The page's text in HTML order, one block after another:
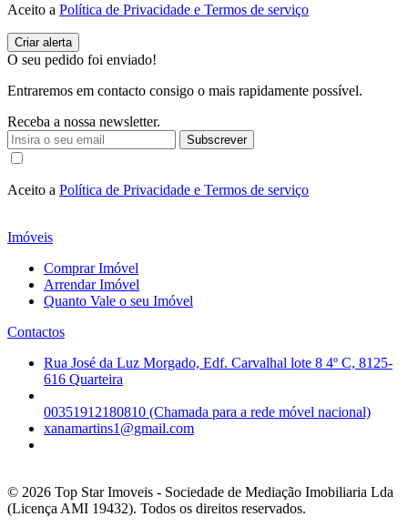
Aceito a Política de Privacidade e Termos de serviço
O seu pedido foi enviado!
Entraremos em contacto consigo o mais rapidamente possível.
Receba a nossa newsletter.
Subscrever
Aceito a Política de Privacidade e Termos de serviço
Imóveis
Comprar Imóvel
Arrendar Imóvel
Quanto Vale o seu Imóvel
Contactos
Rua José da Luz Morgado, Edf. Carvalhal lote 8 4º C, 8125-
616 Quarteira
00351912180810 (Chamada para a rede móvel nacional)
xanamartins1@gmail.com
© 2026 Top Star Imoveis - Sociedade de Mediação Imobiliaria Lda
(Licença AMI 19432). Todos os direitos reservados.